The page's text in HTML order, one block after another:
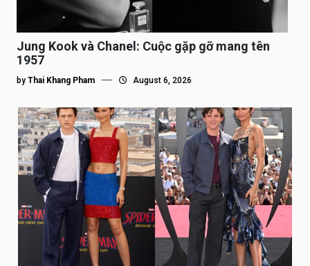
Jung Kook và Chanel: Cuộc gặp gỡ mang tên
1957
by Thai Khang Pham August 6, 2026